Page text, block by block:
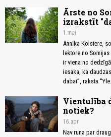
Ārste no
izrakstīt
1.mai
Annika Kolstere,
lektore no
ir viena no
iesaka, ka
dabai”, raksta
Vientulība
notiek?
16.apr
Nav runa par